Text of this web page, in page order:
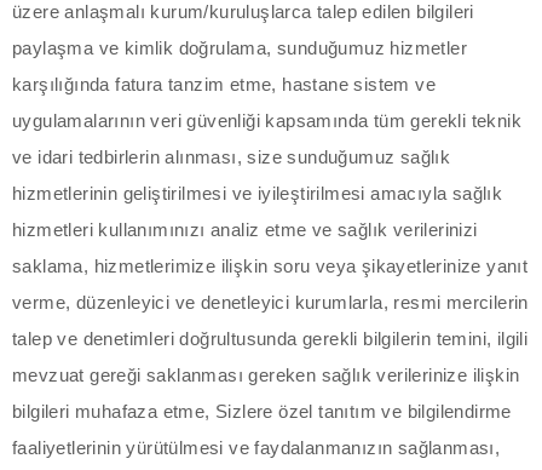
panel
panel
panel
panel
panel
panel
panel
panel
üzere anlaşmalı kurum/kuruluşlarca talep edilen bilgileri
paylaşma ve kimlik doğrulama, sunduğumuz hizmetler
karşılığında fatura tanzim etme, hastane sistem ve
uygulamalarının veri güvenliği kapsamında tüm gerekli teknik
ve idari tedbirlerin alınması, size sunduğumuz sağlık
hizmetlerinin geliştirilmesi ve iyileştirilmesi amacıyla sağlık
hizmetleri kullanımınızı analiz etme ve sağlık verilerinizi
saklama, hizmetlerimize ilişkin soru veya şikayetlerinize yanıt
verme, düzenleyici ve denetleyici kurumlarla, resmi mercilerin
talep ve denetimleri doğrultusunda gerekli bilgilerin temini, ilgili
mevzuat gereği saklanması gereken sağlık verilerinize ilişkin
bilgileri muhafaza etme, Sizlere özel tanıtım ve bilgilendirme
faaliyetlerinin yürütülmesi ve faydalanmanızın sağlanması,